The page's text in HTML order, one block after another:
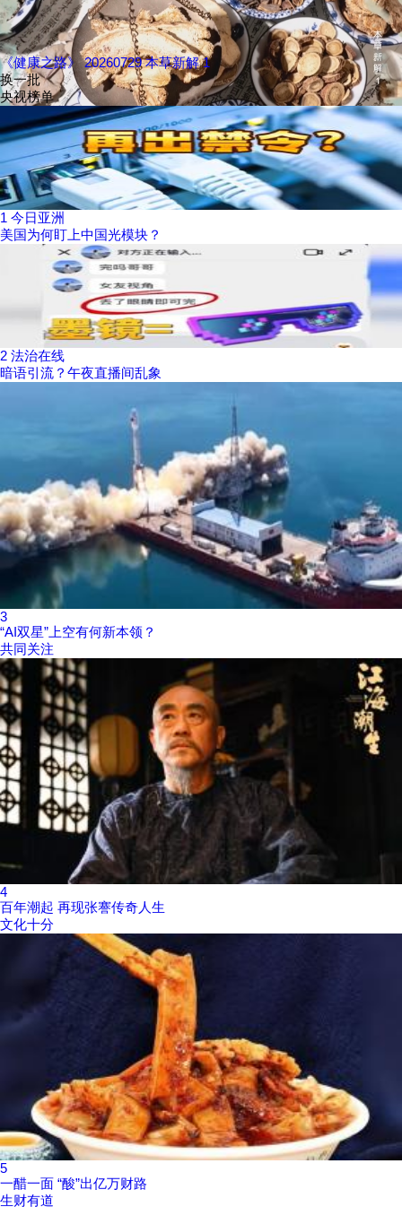
《健康之路》 20260729 本草新解 1
换一批
央视榜单
1 今日亚洲
美国为何盯上中国光模块？
2 法治在线
暗语引流？午夜直播间乱象
3
“AI双星”上空有何新本领？
共同关注
4
百年潮起 再现张謇传奇人生
文化十分
5
一醋一面 “酸”出亿万财路
生财有道